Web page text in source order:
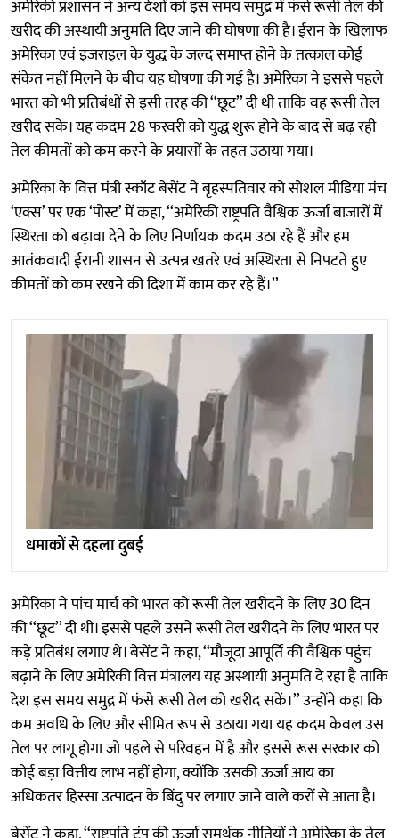
अमेरिकी प्रशासन ने अन्य देशों को इस समय समुद्र में फंसे रूसी तेल की
खरीद की अस्थायी अनुमति दिए जाने की घोषणा की है। ईरान के खिलाफ
अमेरिका एवं इजराइल के युद्ध के जल्द समाप्त होने के तत्काल कोई
संकेत नहीं मिलने के बीच यह घोषणा की गई है। अमेरिका ने इससे पहले
भारत को भी प्रतिबंधों से इसी तरह की ‘‘छूट’’ दी थी ताकि वह रूसी तेल
खरीद सके। यह कदम 28 फरवरी को युद्ध शुरू होने के बाद से बढ़ रही
तेल कीमतों को कम करने के प्रयासों के तहत उठाया गया।
अमेरिका के वित्त मंत्री स्कॉट बेसेंट ने बृहस्पतिवार को सोशल मीडिया मंच
‘एक्स’ पर एक ‘पोस्ट’ में कहा, ‘‘अमेरिकी राष्ट्रपति वैश्विक ऊर्जा बाजारों में
स्थिरता को बढ़ावा देने के लिए निर्णायक कदम उठा रहे हैं और हम
आतंकवादी ईरानी शासन से उत्पन्न खतरे एवं अस्थिरता से निपटते हुए
कीमतों को कम रखने की दिशा में काम कर रहे हैं।’’
धमाकों से दहला दुबई
अमेरिका ने पांच मार्च को भारत को रूसी तेल खरीदने के लिए 30 दिन
की ‘‘छूट’’ दी थी। इससे पहले उसने रूसी तेल खरीदने के लिए भारत पर
कड़े प्रतिबंध लगाए थे। बेसेंट ने कहा, ‘‘मौजूदा आपूर्ति की वैश्विक पहुंच
बढ़ाने के लिए अमेरिकी वित्त मंत्रालय यह अस्थायी अनुमति दे रहा है ताकि
देश इस समय समुद्र में फंसे रूसी तेल को खरीद सकें।’’ उन्होंने कहा कि
कम अवधि के लिए और सीमित रूप से उठाया गया यह कदम केवल उस
तेल पर लागू होगा जो पहले से परिवहन में है और इससे रूस सरकार को
कोई बड़ा वित्तीय लाभ नहीं होगा, क्योंकि उसकी ऊर्जा आय का
अधिकतर हिस्सा उत्पादन के बिंदु पर लगाए जाने वाले करों से आता है।